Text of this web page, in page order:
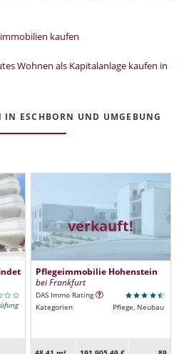
kaufen
Wohnen als Kapitalanlage kaufen in
IN ESCHBORN UND UMGEBUNG
verkauft!
Pflegeimmobilie Hohenstein
bei Frankfurt
DAS Immo Rating
Kategorien
Pflege, Neubau